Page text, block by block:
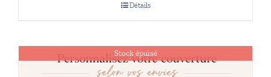
Détails
Stock épuisé